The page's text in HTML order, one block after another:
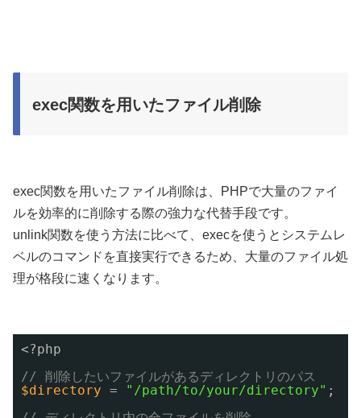
exec関数を用いたファイル削除
exec関数を用いたファイル削除は、PHPで大量のファイ
ルを効率的に削除する際の強力な代替手段です。
unlink関数を使う方法に比べて、execを使うとシステムレ
ベルのコマンドを直接実行できるため、大量のファイル処
理が格段に速くなります。
<?php
// 削除したいファイルがあるディレクトリのパス
$directory = "/path/to/your/directory" ;